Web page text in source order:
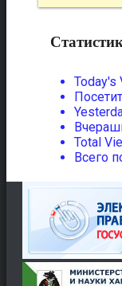
Today's
Total
Всего